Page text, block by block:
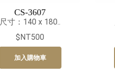
CS-3607
尺寸：140 x 180..
$NT500
加入購物車